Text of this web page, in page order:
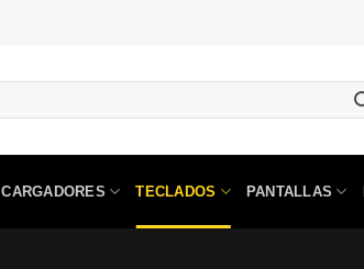
CARGADORES TECLADOS PANTALLAS